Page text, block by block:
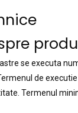
se executa
de
Termenul